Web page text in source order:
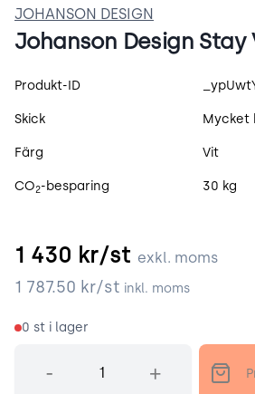
JOHANSON DESIGN
Johanson Design Stay
Produktspecifikation
Produkt-ID
Skick Mycket
Färg Vit
CO2-besparing 30 kg
1 430 kr/st exkl. moms
1 787.50 kr/st inkl. moms
0 st i lager
- +